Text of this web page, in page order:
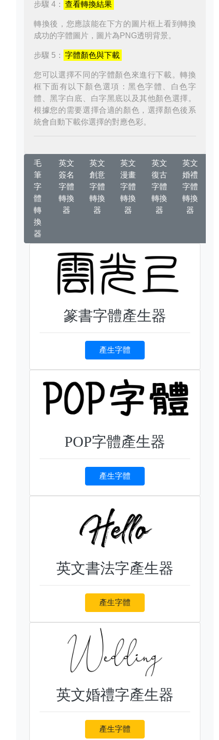
步驟 4： 查看轉換結果
轉換後，您應該能在下方的圖片框上看到轉換
成功的字體圖片，圖片為PNG透明背景。
步驟 5： 字體顏色與下載
您可以選擇不同的字體顏色來進行下載。轉換
框下面有以下顏色選項：黑色字體、白色字
體、黑字白底、白字黑底以及其他顏色選擇。
根據您的需要選擇合適的顏色，選擇顏色後系
統會自動下載你選擇的對應色彩。
毛
筆
字
體
轉
換
器
英文
簽名
字體
轉換
器
英文
創意
字體
轉換
器
英文
漫畫
字體
轉換
器
英文
復古
字體
轉換
器
英文
婚禮
字體
轉換
器
篆書字體產生器
產生字體
POP字體產生器
產生字體
英文書法字產生器
產生字體
英文婚禮字產生器
產生字體